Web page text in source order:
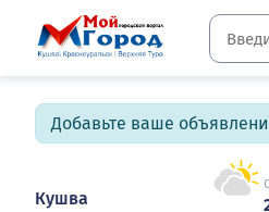
Добавьте ваше
Кушва